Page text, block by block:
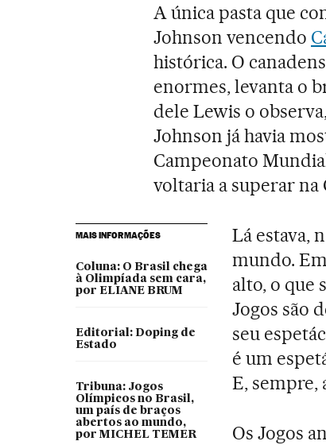
A única pasta que
Johnson vencendo
histórica. O
enormes, levanta o
dele Lewis o
Johnson já havia
Campeonato
voltaria a superar na
MAIS INFORMAÇÕES
Coluna: O Brasil chega
à Olimpíada sem cara,
por ELIANE BRUM
Editorial: Doping de
Estado
Tribuna: Jogos
Olímpicos no Brasil,
um país de braços
abertos ao mundo,
por MICHEL TEMER
Lá estava,
mundo.
alto, o que
Jogos são
seu
é um
E, sempre,
Os Jogos